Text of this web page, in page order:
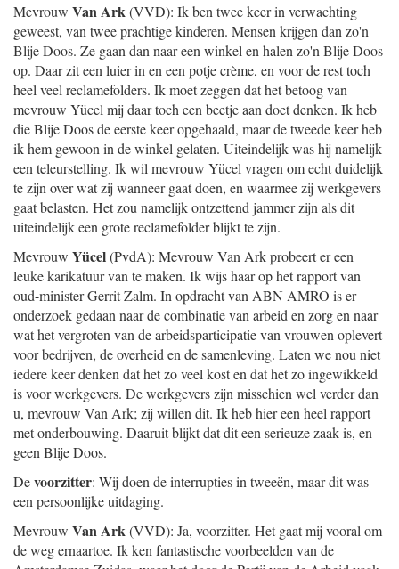
Mevrouw Van Ark(VVD): Ik ben twee keer in verwachting
geweest, van twee prachtige kinderen. Mensen krijgen dan zo'n
Blije Doos. Ze gaan dan naar een winkel en halen zo'n Blije Doos
op. Daar zit een luier in en een potje crème, en voor de rest toch
heel veel reclamefolders. Ik moet zeggen dat het betoog van
mevrouw Yücel mij daar toch een beetje aan doet denken. Ik heb
die Blije Doos de eerste keer opgehaald, maar de tweede keer heb
ik hem gewoon in de winkel gelaten. Uiteindelijk was hij namelijk
een teleurstelling. Ik wil mevrouw Yücel vragen om echt duidelijk
te zijn over wat zij wanneer gaat doen, en waarmee zij werkgevers
gaat belasten. Het zou namelijk ontzettend jammer zijn als dit
uiteindelijk een grote reclamefolder blijkt te zijn.
Mevrouw Yücel(PvdA): Mevrouw Van Ark probeert er een
leuke karikatuur van te maken. Ik wijs haar op het rapport van
oud-minister Gerrit Zalm. In opdracht van ABN AMRO is er
onderzoek gedaan naar de combinatie van arbeid en zorg en naar
wat het vergroten van de arbeidsparticipatie van vrouwen oplevert
voor bedrijven, de overheid en de samenleving. Laten we nou niet
iedere keer denken dat het zo veel kost en dat het zo ingewikkeld
is voor werkgevers. De werkgevers zijn misschien wel verder dan
u, mevrouw Van Ark; zij willen dit. Ik heb hier een heel rapport
met onderbouwing. Daaruit blijkt dat dit een serieuze zaak is, en
geen Blije Doos.
Devoorzitter: Wij doen de interrupties in tweeën, maar dit was
een persoonlijke uitdaging.
Mevrouw Van Ark(VVD): Ja, voorzitter. Het gaat mij vooral om
de weg ernaartoe. Ik ken fantastische voorbeelden van de